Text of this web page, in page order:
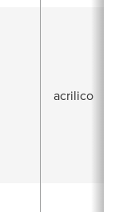
acrilico